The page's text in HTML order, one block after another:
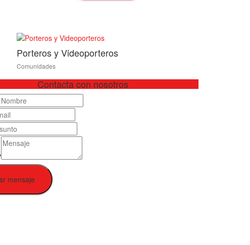
Porteros y Videoporteros
Comunidades
Contacta con nosotros
mensaje